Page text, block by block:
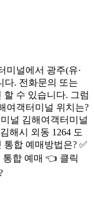
미널에서 광주(유·
다. 전화문의 또는
수 있습니다. 그럼
여객터미널 위치는?
널 김해여객터미널
해시 외동 1264 도
통합 예매방법은? ✅
통합 예매 👈 클릭